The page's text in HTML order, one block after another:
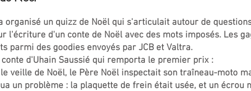
organisé un quizz de Noël qui s'articulait autour de
l'écriture d'un conte de Noël avec des mots imposés. Les
parmi des goodies envoyés par JCB et Valtra.
d'Uhain Saussié qui remporta le premier prix :
veille de Noël, le Père Noël inspectait son traîneau-moto
un problème : la plaquette de frein était usée, et un écrou